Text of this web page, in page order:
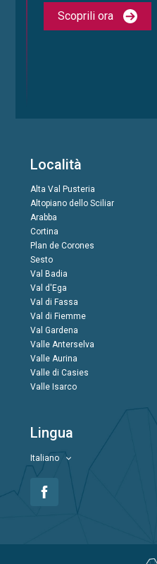
Scoprili ora
Località
Alta Val Pusteria
Altopiano dello Sciliar
Arabba
Cortina
Plan de Corones
Sesto
Val Badia
Val d'Ega
Val di Fassa
Val di Fiemme
Val Gardena
Valle Anterselva
Valle Aurina
Valle di Casies
Valle Isarco
Lingua
Italiano